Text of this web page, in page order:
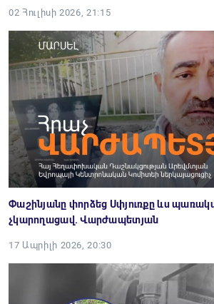
02 Հուլիսի 2026, 21:15
Փաշինյանը փորձեց Սփյուռքը ևս
չկարողացավ. Վարժապետյան
17 Ապրիլի 2026, 20:30